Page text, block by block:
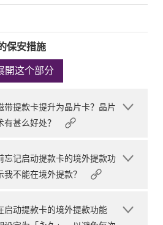
保安措施
開这个部分
带提款卡提升为晶片卡？晶片
有甚么好处？
忘记启动提款卡的境外提款功
我不能在境外提款？
启动提款卡的境外提款功能